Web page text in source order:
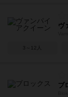
ヴ
3～12人
ブ